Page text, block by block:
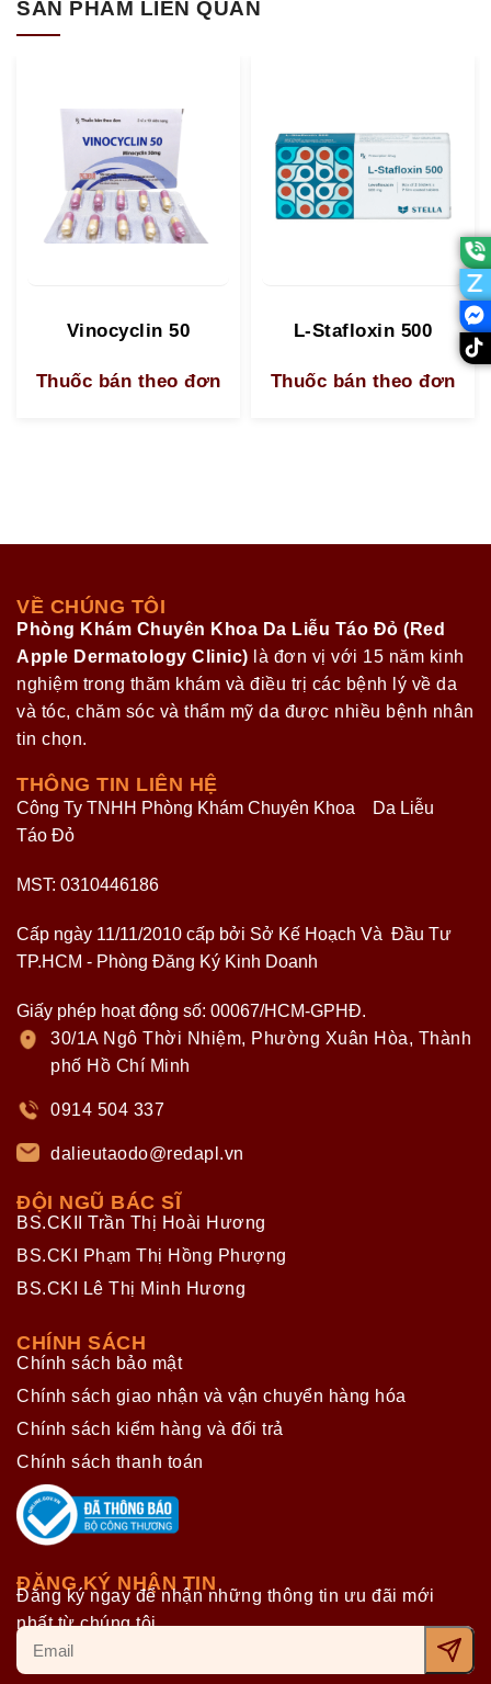
SẢN PHẨM LIÊN QUAN
Vinocyclin 50
Thuốc bán theo đơn
L-Stafloxin 500
Thuốc bán theo đơn
VỀ CHÚNG TÔI
Phòng Khám Chuyên Khoa Da Liễu Táo Đỏ (Red
Apple Dermatology Clinic) là đơn vị với 15 năm kinh
nghiệm trong thăm khám và điều trị các bệnh lý về da
và tóc, chăm sóc và thẩm mỹ da được nhiều bệnh nhân
tin chọn.
THÔNG TIN LIÊN HỆ
Công Ty TNHH Phòng Khám Chuyên Khoa Da Liễu
Táo Đỏ
MST: 0310446186
Cấp ngày 11/11/2010 cấp bởi Sở Kế Hoạch Và Đầu Tư
TP.HCM - Phòng Đăng Ký Kinh Doanh
Giấy phép hoạt động số: 00067/HCM-GPHĐ.
30/1A Ngô Thời Nhiệm, Phường Xuân Hòa, Thành
phố Hồ Chí Minh
0914 504 337
dalieutaodo@redapl.vn
ĐỘI NGŨ BÁC SĨ
BS.CKII Trần Thị Hoài Hương
BS.CKI Phạm Thị Hồng Phượng
BS.CKI Lê Thị Minh Hương
CHÍNH SÁCH
Chính sách bảo mật
Chính sách giao nhận và vận chuyển hàng hóa
Chính sách kiểm hàng và đổi trả
Chính sách thanh toán
ĐĂNG KÝ NHẬN TIN
Đăng ký ngay để nhận những thông tin ưu đãi mới
nhất từ chúng tôi